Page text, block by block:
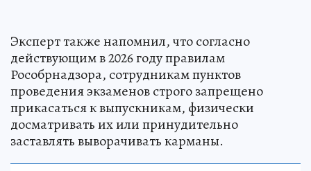
Эксперт также напомнил, что согласно
действующим в 2026 году правилам
Рособрнадзора, сотрудникам пунктов
проведения экзаменов строго запрещено
прикасаться к выпускникам, физически
досматривать их или принудительно
заставлять выворачивать карманы.